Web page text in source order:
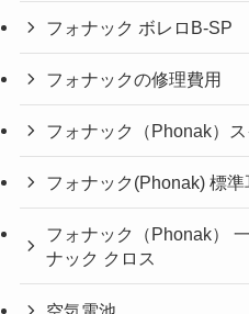
フォナック ボレロB-SP
フォナックの修理費用
フォナック（Phonak）
フォナック(Phonak) 標
フォナック（Phonak）
ナック クロス